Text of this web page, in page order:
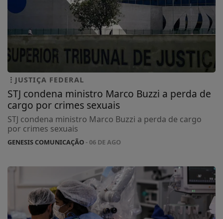
JUSTIÇA FEDERAL
STJ condena ministro Marco Buzzi a perda de
cargo por crimes sexuais
STJ condena ministro Marco Buzzi a perda de cargo
por crimes sexuais
GENESIS COMUNICAÇÃO- 06 DE AGO